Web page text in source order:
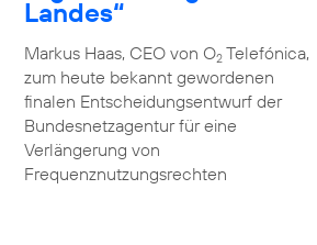
Landes“
Markus Haas, CEO von O2Telefónica,
zum heute bekannt gewordenen
finalen Entscheidungsentwurf der
Bundesnetzagentur für eine
Verlängerung von
Frequenznutzungsrechten